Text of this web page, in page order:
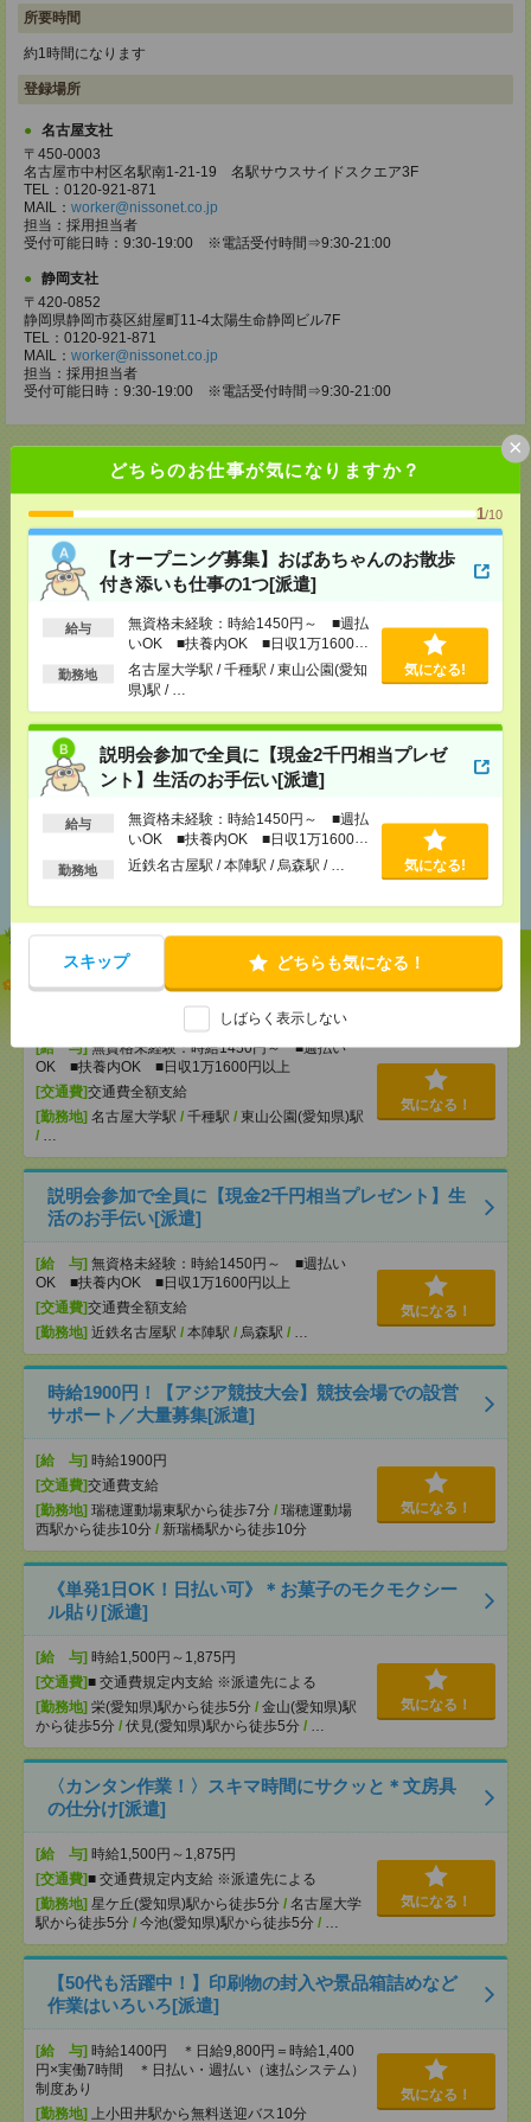
どちらのお仕事が気になりますか？
1/10
【オープニング募集】おばあちゃんのお散歩
付き添いも仕事の1つ[派遣]
給与
無資格未経験：時給1450円～ ■週払
いOK ■扶養内OK ■日収1万1600円
以上
勤務地
名古屋大学駅 / 千種駅 / 東山公園(愛知
県)駅 / …
気になる!
説明会参加で全員に【現金2千円相当プレゼ
ント】生活のお手伝い[派遣]
給与
無資格未経験：時給1450円～ ■週払
いOK ■扶養内OK ■日収1万1600円
以上
勤務地 近鉄名古屋駅 / 本陣駅 / 烏森駅 / … 気になる!
スキップ どちらも気になる！
しばらく表示しない
×
所要時間
約1時間になります
登録場所
名古屋支社
〒450-0003
名古屋市中村区名駅南1-21-19 名駅サウスサイドスクエア3F
TEL：0120-921-871
MAIL： worker@nissonet.co.jp
担当：採用担当者
受付可能日時：9:30-19:00 ※電話受付時間⇒9:30-21:00
静岡支社
〒420-0852
静岡県静岡市葵区紺屋町11-4太陽生命静岡ビル7F
TEL：0120-921-871
MAIL： worker@nissonet.co.jp
担当：採用担当者
受付可能日時：9:30-19:00 ※電話受付時間⇒9:30-21:00
応募ページへ
メールで送る LINEで送る
シェア ツイート ブックマーク
あなたの閲覧履歴からの
おすすめ
いも仕事の1つ[派遣]
[給 与]無資格未経験：時給1450円～ ■週払い
OK ■扶養内OK ■日収1万1600円以上
[交通費]交通費全額支給
[勤務地] 名古屋大学駅 / 千種駅 / 東山公園(愛知県)駅
/ …
気になる！
説明会参加で全員に【現金2千円相当プレゼント】生
活のお手伝い[派遣]
[給 与] 無資格未経験：時給1450円～ ■週払い
OK ■扶養内OK ■日収1万1600円以上
[交通費]交通費全額支給
[勤務地] 近鉄名古屋駅 / 本陣駅 / 烏森駅 / …
気になる！
時給1900円！【アジア競技大会】競技会場での設営
サポート／大量募集[派遣]
[給 与] 時給1900円
[交通費]交通費支給
[勤務地] 瑞穂運動場東駅から徒歩7分 / 瑞穂運動場
西駅から徒歩10分 / 新瑞橋駅から徒歩10分
気になる！
《単発1日OK！日払い可》＊お菓子のモクモクシー
ル貼り[派遣]
[給 与] 時給1,500円～1,875円
[交通費]■ 交通費規定内支給 ※派遣先による
[勤務地] 栄(愛知県)駅から徒歩5分 / 金山(愛知県)駅
から徒歩5分 / 伏見(愛知県)駅から徒歩5分 / …
気になる！
〈カンタン作業！〉スキマ時間にサクッと＊文房具
の仕分け[派遣]
[給 与] 時給1,500円～1,875円
[交通費]■ 交通費規定内支給 ※派遣先による
[勤務地] 星ケ丘(愛知県)駅から徒歩5分 / 名古屋大学
駅から徒歩5分 / 今池(愛知県)駅から徒歩5分 / …
気になる！
【50代も活躍中！】印刷物の封入や景品箱詰めなど
作業はいろいろ[派遣]
[給 与] 時給1400円 ＊日給9,800円＝時給1,400
円×実働7時間 ＊日払い・週払い（速払システム）
制度あり
[勤務地] 上小田井駅から無料送迎バス10分
気になる！